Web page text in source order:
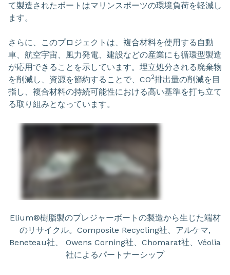
て製造されたボートはマリンスポーツの環境負荷を軽減し
ます。
さらに、このプロジェクトは、複合材料を使用する自動
車、航空宇宙、風力発電、建設などの産業にも循環型製造
が応用できることを示しています。埋立処分される廃棄物
を削減し、資源を節約することで、CO2排出量の削減を目
指し、複合材料の持続可能性における高い基準を打ち立て
る取り組みとなっています。
Elium®樹脂製のプレジャーボートの製造から生じた端材
のリサイクル。Composite Recycling社、アルケマ,
Beneteau社、 Owens Corning社、Chomarat社、Véolia
社によるパートナーシップ